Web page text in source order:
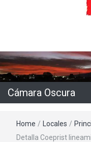
Cámara Oscura
Home / Locales /
Detalla Coeprist